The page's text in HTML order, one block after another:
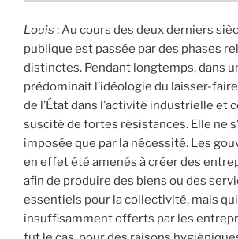
Louis : Au cours des deux derniers
publique est passée par des phases
distinctes. Pendant longtemps, dans
prédominait l’idéologie du laisser-
de l’État dans l’activité industrielle et
suscité de fortes résistances. Elle ne
imposée que par la nécessité. Les
en effet été amenés à créer des
afin de produire des biens ou des
essentiels pour la collectivité, mais qui
insuffisamment offerts par les